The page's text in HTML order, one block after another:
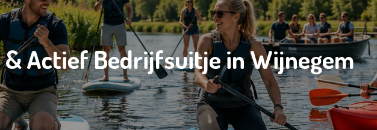
Actief Bedrijfsuitje in Wijnegem